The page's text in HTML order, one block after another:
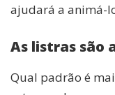
ajudará a animá-
As listras são
Qual padrão é